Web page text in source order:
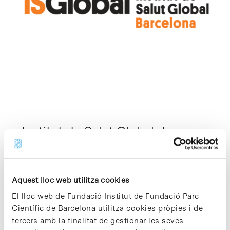
Aquest lloc web utilitza cookies
El lloc web de Fundació Institut de Fundació Parc
Científic de Barcelona utilitza cookies pròpies i de
tercers amb la finalitat de gestionar les seves
Institut de Salut Global de
Barcelona (ISGlobal)
L’Institut de Salut Global de Barcelona
(ISGlobal) és el fruit d’una aliança innovadora
entre la Fundació «la Caixa» i diverses
institucions acadèmiques i governamentals,
amb l’objectiu de millorar la salut global i
promoure l’equitat en salut mitjançant